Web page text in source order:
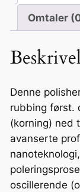
M
x
-
B
l
u
e
.
P
Omtaler
Denne
rubbing først.
(korning) ned
avanserte
oscillerende